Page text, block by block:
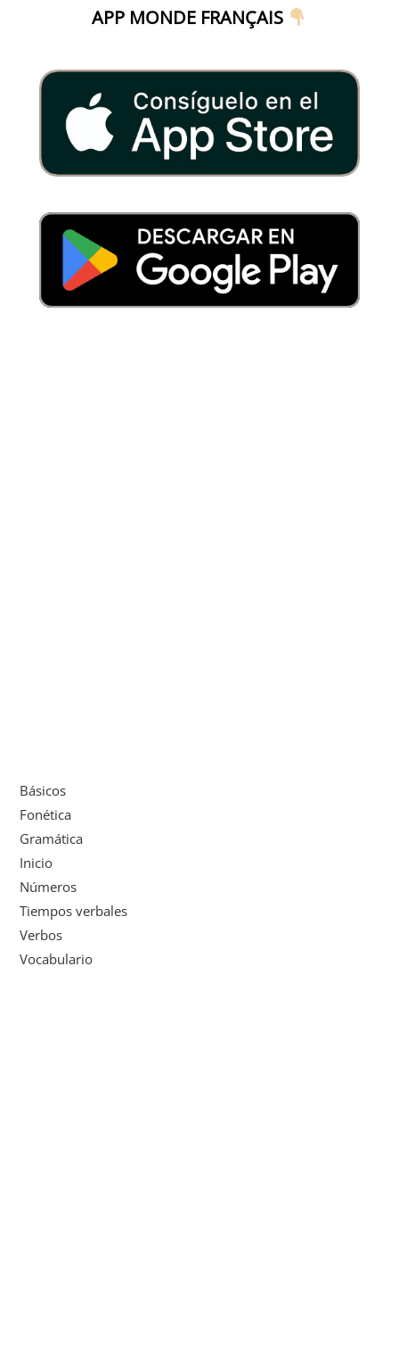
APP MONDE FRANÇAIS
Básicos
Fonética
Gramática
Inicio
Números
Tiempos verbales
Verbos
Vocabulario